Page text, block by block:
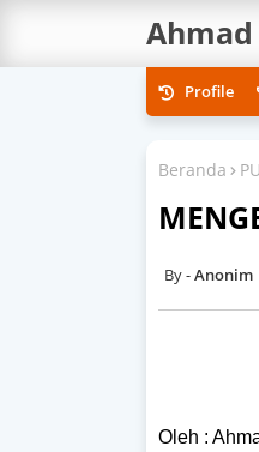
Profile
Beranda
Anonim
Oleh :